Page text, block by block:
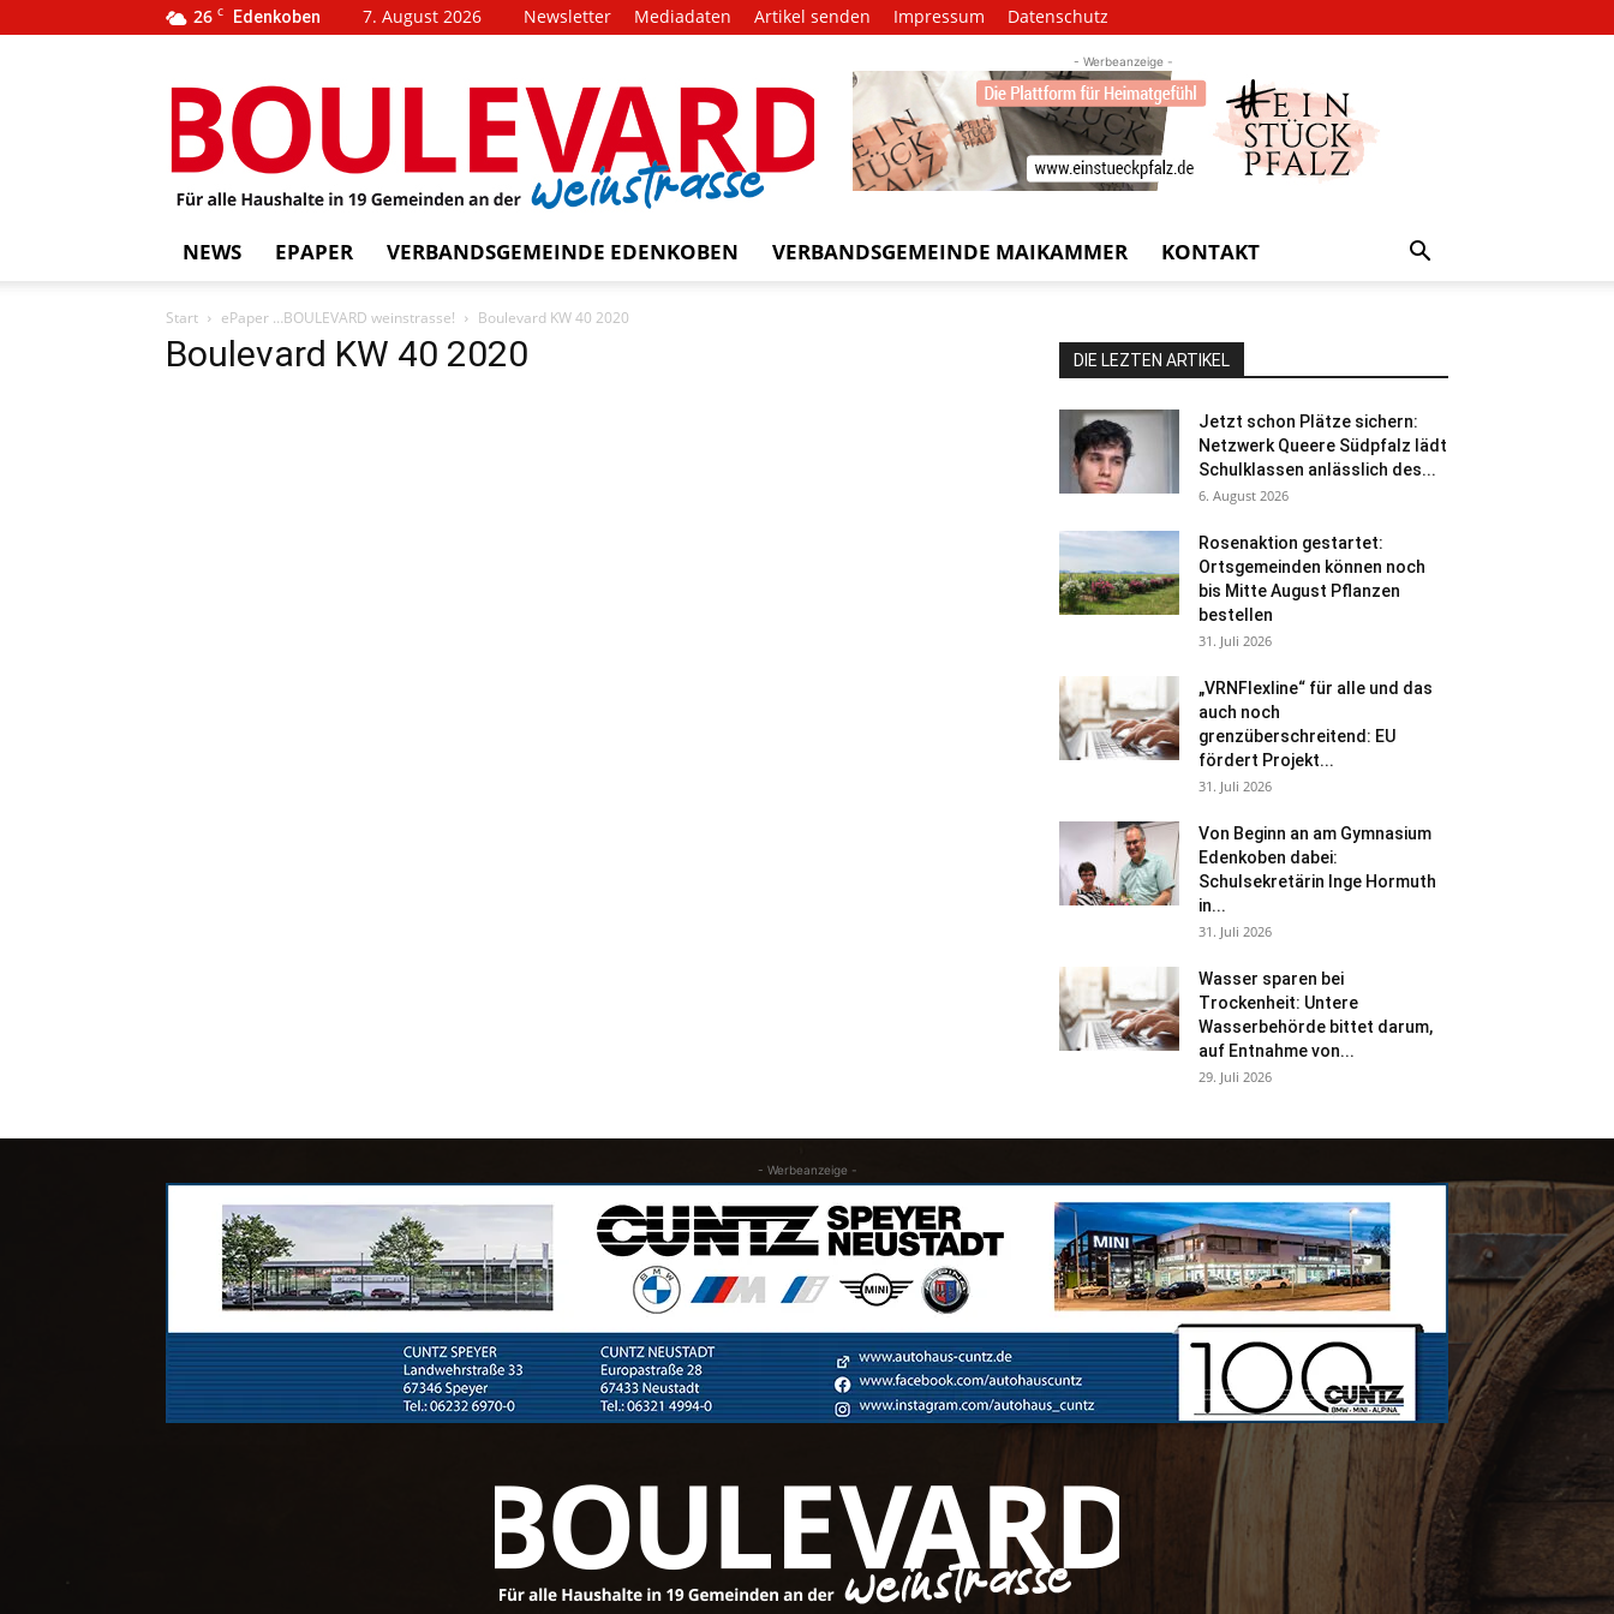
26 C Edenkoben 7. August 2026 Newsletter Mediadaten Artikel senden Impressum Datenschutz
BOULEVARD
weinstrasse!
- Werbeanzeige -
NEWS EPAPER VERBANDSGEMEINDE EDENKOBEN VERBANDSGEMEINDE MAIKAMMER KONTAKT
Start ePaper …BOULEVARD weinstrasse! Boulevard KW 40 2020
Boulevard KW 40 2020 DIE LEZTEN ARTIKEL
Jetzt schon Plätze sichern:
Netzwerk Queere Südpfalz lädt
Schulklassen anlässlich des...
6. August 2026
Rosenaktion gestartet:
Ortsgemeinden können noch
bis Mitte August Pflanzen
bestellen
31. Juli 2026
„VRNFlexline“ für alle und das
auch noch
grenzüberschreitend: EU
fördert Projekt...
31. Juli 2026
Von Beginn an am Gymnasium
Edenkoben dabei:
Schulsekretärin Inge Hormuth
in...
31. Juli 2026
Wasser sparen bei
Trockenheit: Untere
Wasserbehörde bittet darum,
auf Entnahme von...
29. Juli 2026
- Werbeanzeige -